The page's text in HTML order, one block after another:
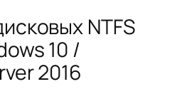
NTFS
10 /
2016